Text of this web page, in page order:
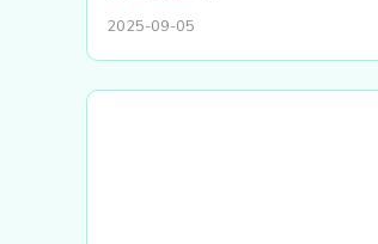
2025-09-05